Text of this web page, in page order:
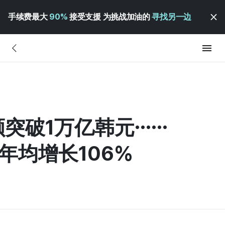
手续费最大 90% 接受支援 为挑战加油的寻找另一边
破1万亿韩元……
均增长106%